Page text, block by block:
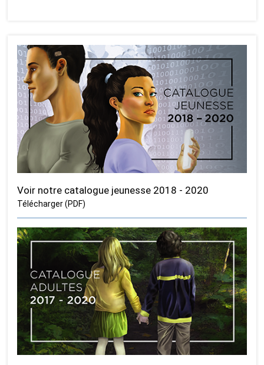
Voir notre catalogue jeunesse 2018 - 2020
Télécharger (PDF)